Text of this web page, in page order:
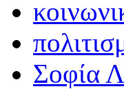
Σοφία